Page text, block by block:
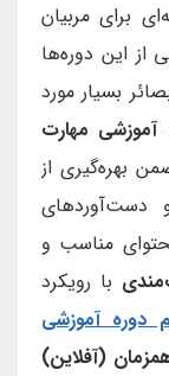
برای مربیان
از این دوره‌ها
بسیار مورد
آموزشی مهارت
بهره‌گیری از
دست‌آوردهای
مناسب و
با رویکرد
دوره آموزشی
(آفلاین)